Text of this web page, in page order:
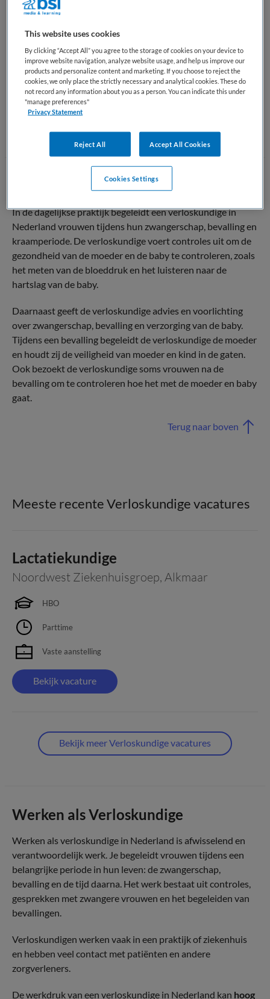
Daarnaast helpt de verloskundige bij de
zij de gezondheid van de moeder en de baby in de gaten. Als
er medische problemen ontstaan, kan de verloskundige de
vrouwdoorverwijzen naar een gynaecoloog in het
ziekenhuis. Verloskundigen werken vaak in een
verloskundigenpraktijk of ziekenhuis.
Wat doet een Verloskundige
In de dagelijkse praktijk begeleidt een verloskundige in
Nederland vrouwen tijdens hun zwangerschap, bevalling en
kraamperiode. De verloskundige voert controles uit om de
gezondheid van de moeder en de baby te controleren, zoals
het meten van de bloeddruk en het luisteren naar de
hartslag van de baby.
Daarnaast geeft de verloskundige advies en voorlichting
over zwangerschap, bevalling en verzorging van de baby.
Tijdens een bevalling begeleidt de verloskundige de moeder
en houdt zij de veiligheid van moeder en kind in de gaten.
Ook bezoekt de verloskundige soms vrouwen na de
bevalling om te controleren hoe het met de moeder en baby
gaat.
Terug naar boven
Meeste recente Verloskundige vacatures
Lactatiekundige
Noordwest Ziekenhuisgroep, Alkmaar
HBO
Parttime
Vaste aanstelling
Bekijk vacature
Bekijk meer Verloskundige vacatures
Werken als Verloskundige
Werken als verloskundige in Nederland is afwisselend en
verantwoordelijk werk. Je begeleidt vrouwen tijdens een
belangrijke periode in hun leven: de zwangerschap,
bevalling en de tijd daarna. Het werk bestaat uit controles,
gesprekken met zwangere vrouwen en het begeleiden van
bevallingen.
Verloskundigen werken vaak in een praktijk of ziekenhuis
en hebben veel contact met patiënten en andere
zorgverleners.
De werkdruk van een verloskundige in Nederland kan hoog
This website uses cookies
By clicking “Accept All” you agree to the storage of cookies on your device to
improve website navigation, analyze website usage, and help us improve our
products and personalize content and marketing. If you choose to reject the
cookies, we only place the strictly necessary and analytical cookies. These do
not record any information about you as a person. You can indicate this under
"manage preferences"
Privacy Statement
Reject All Accept All Cookies
Cookies Settings